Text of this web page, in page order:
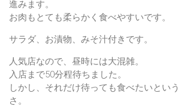
進みます。
お肉もとても柔らかく食べやすいです。
サラダ、お漬物、みそ汁付きです。
人気店なので、昼時には大混雑。
入店まで50分程待ちました。
しかし、それだけ待っても食べたいとい
さ。